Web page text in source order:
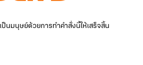
นมนุษย์ด้วยการทำคำสั่งนี้ให้เสร็จสิ้น